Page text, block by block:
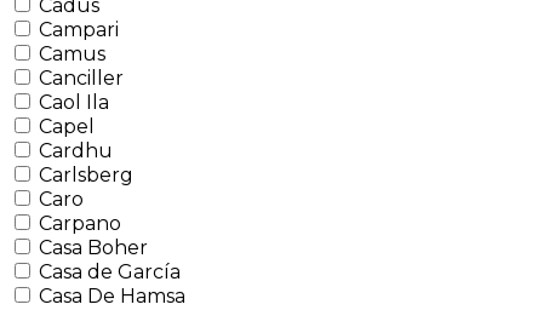
Cadus
Campari
Camus
Canciller
Caol Ila
Capel
Cardhu
Carlsberg
Caro
Carpano
Casa Boher
Casa de García
Casa De Hamsa